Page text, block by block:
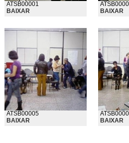
ATSB00001
BAIXAR
BAIXAR
ATSB00005
BAIXAR
BAIXAR